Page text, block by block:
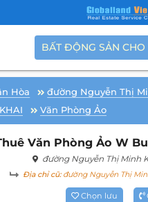
BẤT ĐỘNG SẢN CHO
Hòa đường Nguyễn Thị
Văn Phòng Ảo
Văn Phòng Ảo W
đường Nguyễn Thị Minh
Địa chỉ cũ:đường Nguyễn Thị
Chọn lưu